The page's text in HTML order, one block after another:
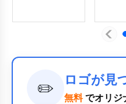
✏️ ロゴが見
無料 でオリジ